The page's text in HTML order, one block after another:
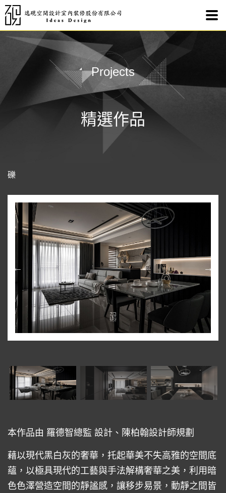
Projects
精選作品
礫
本作品由 羅德智總監 設計、陳柏翰設計師規劃
藉以現代黑白灰的奢華，托起華美不失高雅的空間底
蘊，以極具現代的工藝與手法解構奢華之美，利用暗
色色澤營造空間的靜謐感，讓移步易景，動靜之間皆
礫